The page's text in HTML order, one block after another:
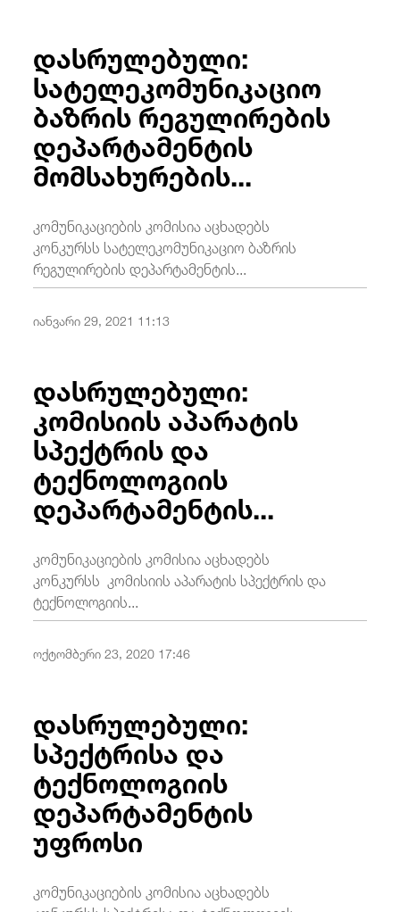
დასრულებული:
სატელეკომუნიკაციო
ბაზრის რეგულირების
დეპარტამენტის
მომსახურების...
კომუნიკაციების კომისია აცხადებს
კონკურსს სატელეკომუნიკაციო ბაზრის
რეგულირების დეპარტამენტის...
დასრულებული:
კომისიის აპარატის
სპექტრის და
ტექნოლოგიის
დეპარტამენტის...
იანვარი 29, 2021 11:13
კომუნიკაციების კომისია აცხადებს
კონკურსს კომისიის აპარატის სპექტრის და
ტექნოლოგიის...
დასრულებული:
სპექტრისა და
ტექნოლოგიის
დეპარტამენტის
უფროსი
ოქტომბერი 23, 2020 17:46
კომუნიკაციების კომისია აცხადებს